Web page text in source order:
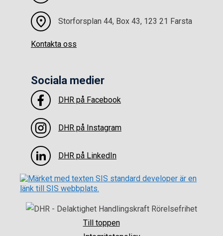
Storforsplan 44, Box 43, 123 21 Farsta
Kontakta oss
Sociala medier
DHR på Facebook
DHR på Instagram
DHR på LinkedIn
Till toppen